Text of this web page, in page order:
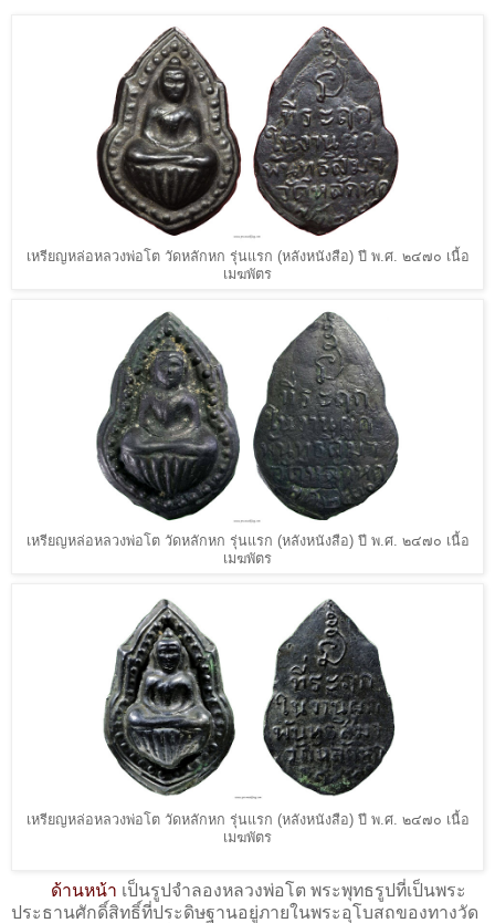
เหรียญหล่อหลวงพ่อโต วัดหลักหก รุ่นแรก (หลังหนังสือ) ปี พ.ศ. ๒๔๗๐ เนื้อ
เมฆพัตร
เหรียญหล่อหลวงพ่อโต วัดหลักหก รุ่นแรก (หลังหนังสือ) ปี พ.ศ. ๒๔๗๐ เนื้อ
เมฆพัตร
เหรียญหล่อหลวงพ่อโต วัดหลักหก รุ่นแรก (หลังหนังสือ) ปี พ.ศ. ๒๔๗๐ เนื้อ
เมฆพัตร
ด้านหน้า เป็นรูปจำลองหลวงพ่อโต พระพุทธรูปที่เป็นพระ
ประธานศักดิ์สิทธิ์ที่ประดิษฐานอยู่ภายในพระอุโบสถของทางวัด